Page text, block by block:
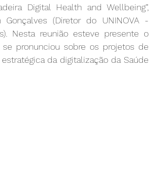
Digital Health and Wellbeing”,
(Diretor do UNINOVA -
Nesta reunião esteve presente o
pronunciou sobre os projetos de
da digitalização da Saúde